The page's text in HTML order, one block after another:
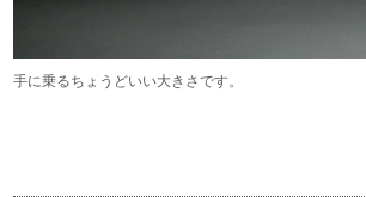
手に乗るちょうどいい大きさです。